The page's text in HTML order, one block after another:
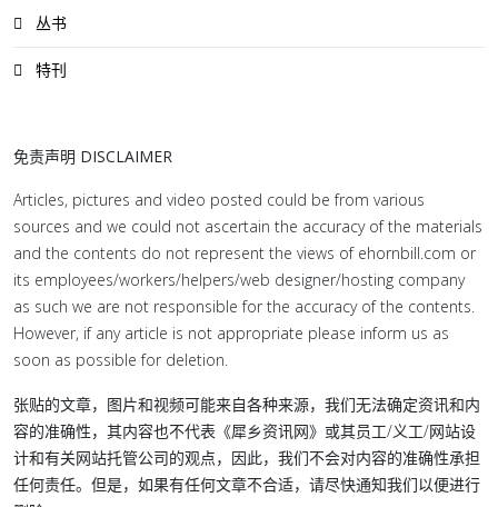
丛书
特刊
免责声明 DISCLAIMER
Articles, pictures and video posted could be from various
sources and we could not ascertain the accuracy of the materials
and the contents do not represent the views of ehornbill.com or
its employees/workers/helpers/web designer/hosting company
as such we are not responsible for the accuracy of the contents.
However, if any article is not appropriate please inform us as
soon as possible for deletion.
张贴的文章，图片和视频可能来自各种来源，我们无法确定资讯和内
容的准确性，其内容也不代表《犀乡资讯网》或其员工/义工/网站设
计和有关网站托管公司的观点，因此，我们不会对内容的准确性承担
任何责任。但是，如果有任何文章不合适，请尽快通知我们以便进行